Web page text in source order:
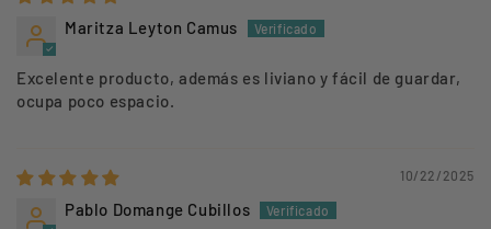
Maritza Leyton Camus
Excelente producto, además es liviano y fácil de guardar,
ocupa poco espacio.
10/22/2025
Pablo Domange Cubillos